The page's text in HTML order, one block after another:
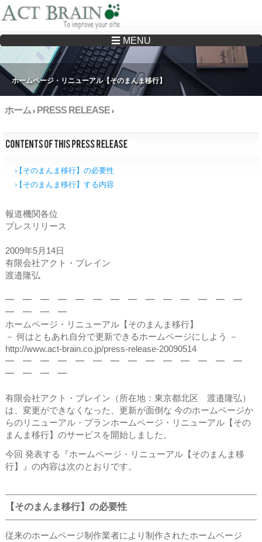
Drupalサイトの制作・保守をどこに頼んでいいか分からない方へ…まずはご相談く
☰ MENU
ホームページ・リニューアル【そのまんま移行】
ホーム › PRESS RELEASE ›
【そのまんま移行】の必要性
【そのまんま移行】する内容
報道機関各位
プレスリリース
2009年5月14日
有限会社アクト・ブレイン
渡邉隆弘
━ ━ ━ ━ ━ ━ ━ ━ ━ ━ ━ ━ ━ ━
━ ━ ━ ━
ホームページ・リニューアル【そのまんま移行】
－ 何はともあれ自分で更新できるホームページにしよう －
http://www.act-brain.co.jp/press-release-20090514
━ ━ ━ ━ ━ ━ ━ ━ ━ ━ ━ ━ ━ ━
━ ━ ━ ━
有限会社アクト・ブレイン（所在地：東京都北区 渡邉隆弘）
は、変更ができなくなった、更新が面倒な 今のホームページか
らのリニューアル・プランホームページ・リニューアル【その
まんま移行】のサービスを開始しました。
今回 発表する『ホームページ・リニューアル【そのまんま移
行】』の内容は次のとおりです。
【そのまんま移行】の必要性
従来のホームページ制作業者により制作されたホームページ